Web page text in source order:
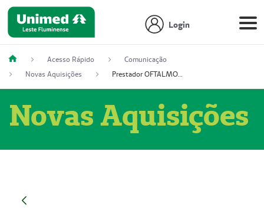
Login
Acesso Rápido
Comunicação
Novas Aquisições
Prestador OFTALMOCLÍNICA SÃO GONÇALO (55004164-2)
Novas Aquisições